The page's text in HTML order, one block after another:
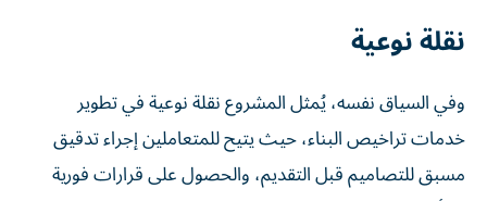
نقلة نوعية
وفي السياق نفسه، يُمثل المشروع نقلة نوعية في تطوير
خدمات تراخيص البناء، حيث يتيح للمتعاملين إجراء تدقيق
مسبق للتصاميم قبل التقديم، والحصول على قرارات فورية